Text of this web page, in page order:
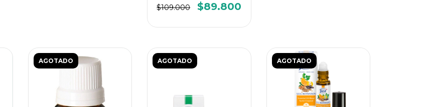
$109.000 $89.800
AGOTADO AGOTADO AGOTADO